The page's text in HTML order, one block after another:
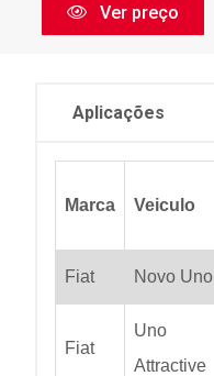
Ver preço
Aplicações
Marca Veiculo
Fiat Novo Uno
Fiat
Uno
Attractive